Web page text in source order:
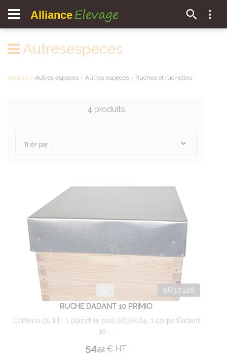
Alliance Elevage
Autresespeces
Accueil > Autres especes > Autres especes > Ruches et ruchettes
4 produits
Trier par :
0630128
RUCHE DADANT 10 PRIMIO
Contenu du kit : 1 plancher bois 0630164, 1 corps Dadant
10 ...
54.52 € HT